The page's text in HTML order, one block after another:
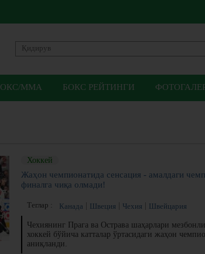
ММА БОКС РЕЙТИНГИ
Хоккей
Жаҳон чемпионатида сенсация - амалдаги
финалга чиқа олмади!
Теглар : Канада Швеция Чехия Швейцария
Чехиянинг Прага ва Острава шаҳарлари
хоккей бўйича катталар ўртасидаги жаҳон
аниқланди.